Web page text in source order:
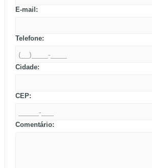
E-mail:
Telefone:
Cidade:
CEP:
Comentário: